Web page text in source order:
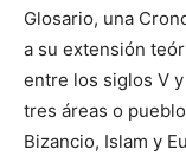
Glosario, una
a su extensión
entre los siglos V
tres áreas o
Bizancio, Islam y